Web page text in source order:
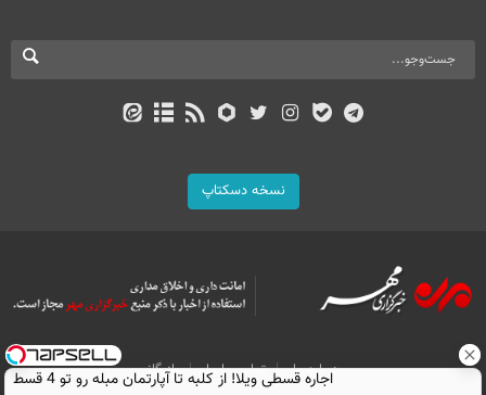
نسخه دسکتاپ
درباره ما تماس با ما
بازرگانی
اجاره‌ قسطی ویلا! از کلبه تا آپارتمان مبله رو تو 4 قسط